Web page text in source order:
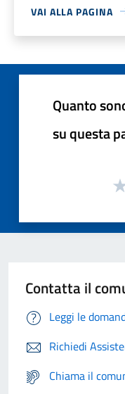
VAI ALLA PAGINA
Quanto
su questa
Contatta il
Leggi le
Richiedi
Chiama il